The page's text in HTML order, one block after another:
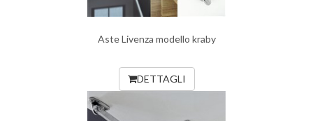
Aste Livenza modello kraby
DETTAGLI